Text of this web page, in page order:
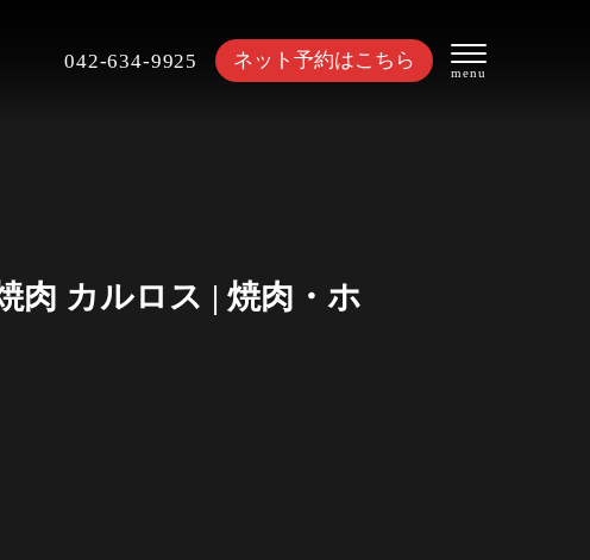
042-634-9925 ネット予約はこちら
肉 カルロス | 焼肉・ホ